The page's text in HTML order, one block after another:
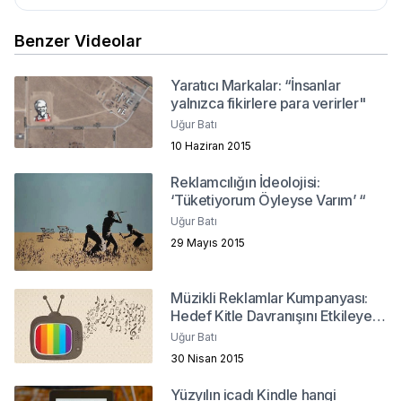
Benzer Videolar
Yaratıcı Markalar: “İnsanlar
yalnızca fikirlere para verirler"
Uğur Batı
10 Haziran 2015
Reklamcılığın İdeolojisi:
‘Tüketiyorum Öyleyse Varım’ “
Uğur Batı
29 Mayıs 2015
Müzikli Reklamlar Kumpanyası:
Hedef Kitle Davranışını Etkileyen
Bir Unsur Olarak Markaların
Müzikle İlişkisi
Uğur Batı
30 Nisan 2015
Yüzyılın icadı Kindle hangi